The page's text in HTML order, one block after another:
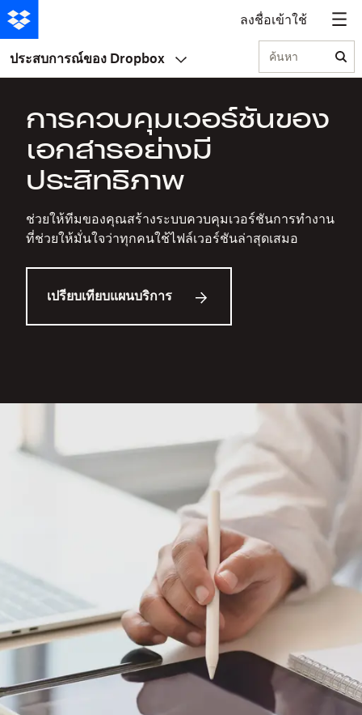
ลงชื่อเข้าใช้
ประสบการณ์ของ Dropbox ค้นหา
การควบคุมเวอร์ชันของ
เอกสารอย่างมี
ประสิทธิภาพ
ช่วยให้ทีมของคุณสร้างระบบควบคุมเวอร์ชันการทำงาน
ที่ช่วยให้มั่นใจว่าทุกคนใช้ไฟล์เวอร์ชันล่าสุดเสมอ
เปรียบเทียบแผนบริการ